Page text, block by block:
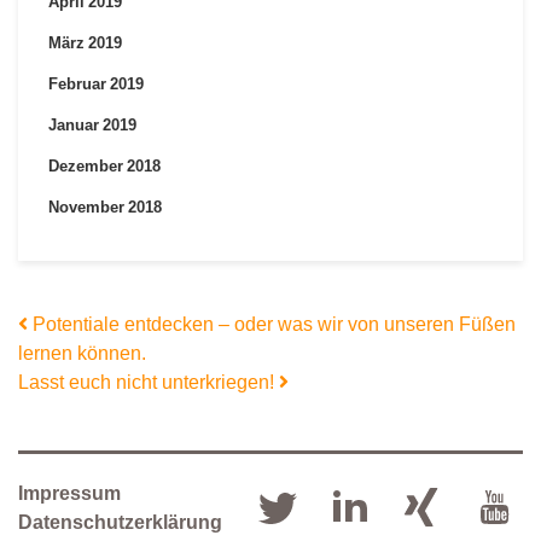
März 2019
Februar 2019
Januar 2019
Dezember 2018
November 2018
Beitrags-Navigation
Potentiale entdecken – oder was wir von unseren Füßen
lernen können.
Lasst euch nicht unterkriegen!
Impressum
Datenschutzerklärung